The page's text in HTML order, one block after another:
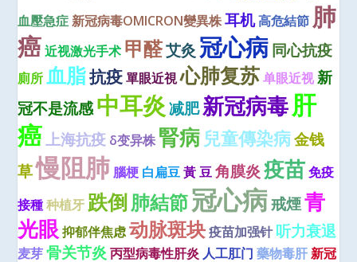
血壓急症 新冠病毒OMICRON變異株耳机高危結節 肺
癌 近视激光手术 甲醛艾灸 冠心病同心抗疫
廁所 血脂抗疫 單眼近視心肺复苏 单眼近视新
冠不是流感中耳炎 减肥新冠病毒肝
癌上海抗疫 δ变异株 腎病兒童傳染病金钱
草慢阻肺 腦梗 白扁豆 黃 豆 角膜炎疫苗 免疫
接種 种植牙 跌倒肺結節冠心病戒煙青
光眼 抑郁伴焦虑动脉斑块 疫苗加强针 听力衰退
麦芽 骨关节炎 丙型病毒性肝炎 人工肛门 藥物毒肝 新冠